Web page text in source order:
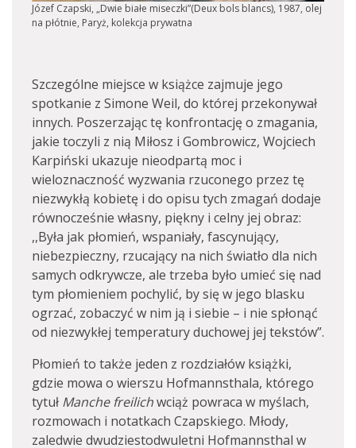
Józef Czapski, „Dwie białe miseczki”(Deux bols blancs), 1987, olej
na płótnie, Paryż, kolekcja prywatna
Szczególne miejsce w książce zajmuje jego
spotkanie z Simone Weil, do której przekonywał
innych. Poszerzając tę konfrontację o zmagania,
jakie toczyli z nią Miłosz i Gombrowicz, Wojciech
Karpiński ukazuje nieodpartą moc i
wieloznaczność wyzwania rzuconego przez tę
niezwykłą kobietę i do opisu tych zmagań dodaje
równocześnie własny, piękny i celny jej obraz:
,,Była jak płomień, wspaniały, fascynujący,
niebezpieczny, rzucający na nich światło dla nich
samych odkrywcze, ale trzeba było umieć się nad
tym płomieniem pochylić, by się w jego blasku
ogrzać, zobaczyć w nim ją i siebie – i nie spłonąć
od niezwykłej temperatury duchowej jej tekstów”.
Płomień to także jeden z rozdziałów książki,
gdzie mowa o wierszu Hofmannsthala, którego
tytuł Manche freilichwciąż powraca w myślach,
rozmowach i notatkach Czapskiego. Młody,
zaledwie dwudziestodwuletni Hofmannsthal w